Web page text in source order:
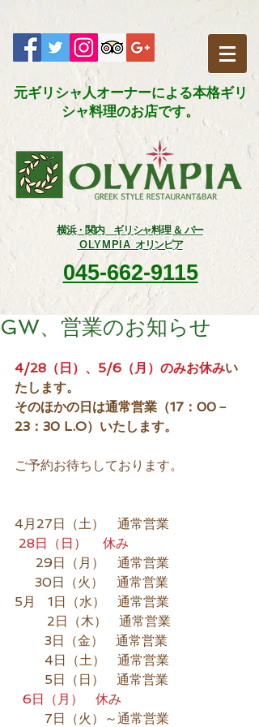
元ギリシャ人オーナーによる本格ギリ
シャ料理のお店です。​
横浜・関内 ギリシャ料理 ＆ バー
OLYMPIA オリンピア
045-662-9115
GW、営業のお知らせ
4/28（日）、5/6（月）のみお休みい
たします。
そのほかの日は通常営業（17：00－
23：30 L.O）いたします。
ご予約お待ちしております。
4月27日（土）　通常営業
28日（日）    休み
29日（月）　通常営業
     30日（火）　通常営業
5月   1日（水）   通常営業
        2日（木）   通常営業
3日（金）   通常営業
4日（土）   通常営業
5日（日）   通常営業
6日（月）   休み
7日（火）～通常営業